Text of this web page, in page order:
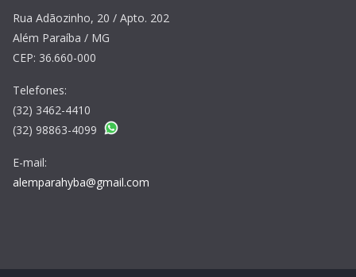
Rua Adãozinho, 20 / Apto. 202
Além Paraíba / MG
CEP: 36.660-000
Telefones:
(32) 3462-4410
(32) 98863-4099
E-mail:
alemparahyba@gmail.com